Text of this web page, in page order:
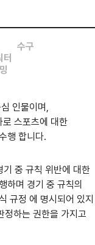
수구
인물이며,
로 스포츠에 대한
행 합니다.
중 규칙 위반에 대한
하며 경기 중 규칙의
규정 에 명시되어 있지
정하는 권한을 가지고